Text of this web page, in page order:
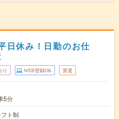
日休み！日勤のお仕
り WEB登録OK 派遣
5分
ト制